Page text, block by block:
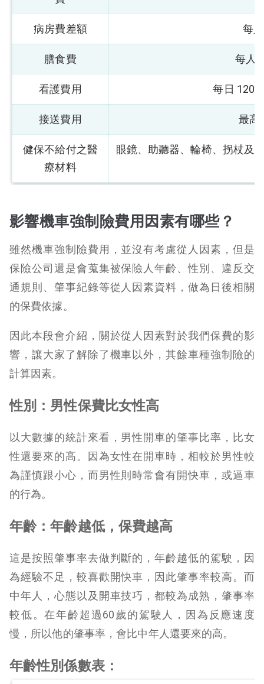
病房費差額 每
膳食費 每人
看護費用 每日 1200
接送費用 最高
健保不給付之醫
療材料
眼鏡、助聽器、輪椅、拐杖及
影響機車強制險費用因素有哪些？
雖然機車強制險費用，並沒有考慮從人因素，但是
保險公司還是會蒐集被保險人年齡、性別、違反交
通規則、肇事紀錄等從人因素資料，做為日後相關
的保費依據。
因此本段會介紹，關於從人因素對於我們保費的影
響，讓大家了解除了機車以外，其餘車種強制險的
計算因素。
性別：男性保費比女性高
以大數據的統計來看，男性開車的肇事比率，比女
性還要來的高。因為女性在開車時，相較於男性較
為謹慎跟小心，而男性則時常會有開快車，或逼車
的行為。
年齡：年齡越低，保費越高
這是按照肇事率去做判斷的，年齡越低的駕駛，因
為經驗不足，較喜歡開快車，因此肇事率較高。而
中年人，心態以及開車技巧，都較為成熟，肇事率
較低。在年齡超過60歲的駕駛人，因為反應速度
慢，所以他的肇事率，會比中年人還要來的高。
年齡性別係數表：